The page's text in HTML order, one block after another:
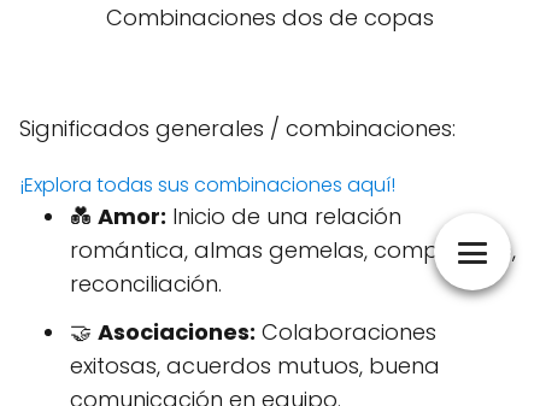
Combinaciones dos de copas
Significados generales / combinaciones:
¡Explora todas sus combinaciones aquí!
💑 Amor: Inicio de una relación
romántica, almas gemelas, compromiso,
reconciliación.
🤝 Asociaciones: Colaboraciones
exitosas, acuerdos mutuos, buena
comunicación en equipo.